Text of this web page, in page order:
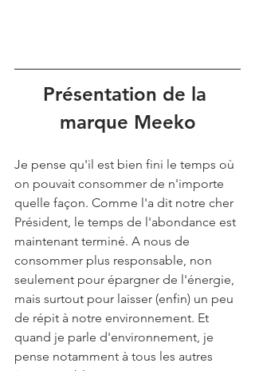
Présentation de la
marque Meeko
Je pense qu'il est bien fini le temps où
on pouvait consommer de n'importe
quelle façon. Comme l'a dit notre cher
Président, le temps de l'abondance est
maintenant terminé. A nous de
consommer plus responsable, non
seulement pour épargner de l'énergie,
mais surtout pour laisser (enfin) un peu
de répit à notre environnement. Et
quand je parle d'environnement, je
pense notamment à tous les autres